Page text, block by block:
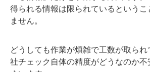
得られる情報は限られているという
ません。
どうしても作業が煩雑で工数が取ら
社チェック自体の精度がどうなのか